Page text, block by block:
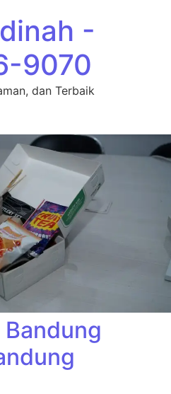
-
9070
dan Terbaik